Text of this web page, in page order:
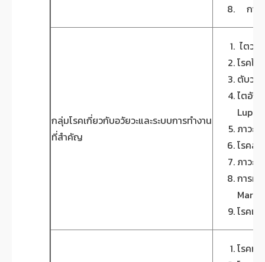
การ
กลุ่มโรคเกี่ยวกับอวัยวะและระบบการทำงาน
ที่สำคัญ
ไตวา
โรคไ
ตับวา
ไตอัก
ภาวะ
โรคล
ภาวะ
การผ่
โรคเ
โรคห